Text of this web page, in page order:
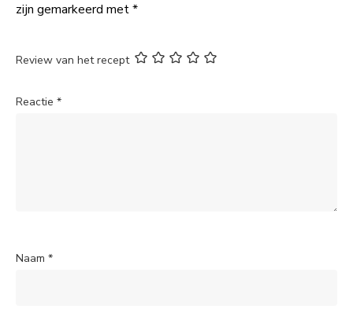
zijn gemarkeerd met*
Review van het recept
Reactie *
Naam *